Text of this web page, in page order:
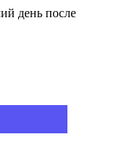
день после